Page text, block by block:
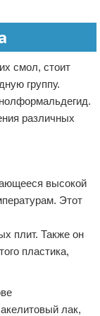
смол, стоит
группу.
различных
высокой
Этот
плит. Также он
пластика,
лак,